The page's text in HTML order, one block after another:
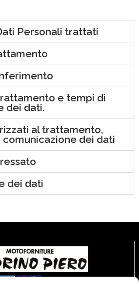
Personali trattati
e tempi di
dei dati.
al trattamento,
comunicazione dei dati
dei dati